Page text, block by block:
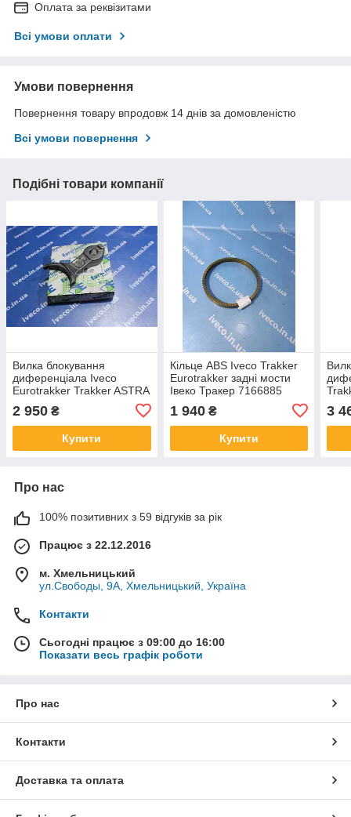
Оплата за реквізитами
Всі умови оплати
Умови повернення
Повернення товару впродовж 14 днів за домовленістю
Всі умови повернення
Подібні товари компанії
Вилка блокування
диференціала Iveco
Eurotrakker Trakker ASTRA
30170587
2 950 ₴
Купити
Кільце ABS Iveco Trakker
Eurotrakker задні мости
Івеко Тракер 7166885
1 940₴
Купити
3
Про нас
100% позитивних з 59 відгуків за рік
Працює з 22.12.2016
м. Хмельницький
ул.Свободы, 9А, Хмельницький, Україна
Контакти
Сьогодні працює з 09:00 до 16:00
Показати весь графік роботи
Про нас
Контакти
Доставка та оплата